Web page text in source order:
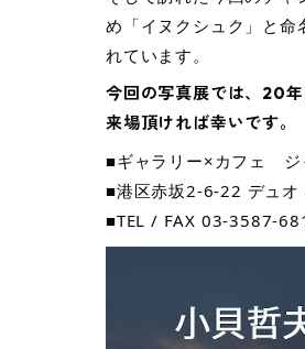
め「イヌクシュク」と命
れています。
今回の写真展では、20
来場頂ければ幸いです。
■ギャラリー×カフェ ジ
■港区赤坂2-6-22 デュ
■TEL / FAX 03-3587-